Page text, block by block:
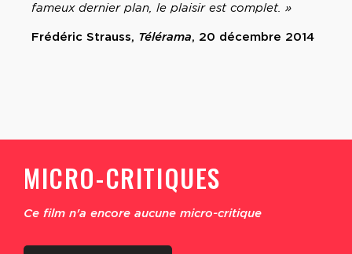
fameux dernier plan, le plaisir est complet. »
Frédéric Strauss, Télérama, 20 décembre 2014
MICRO-CRITIQUES
Ce film n'a encore aucune micro-critique